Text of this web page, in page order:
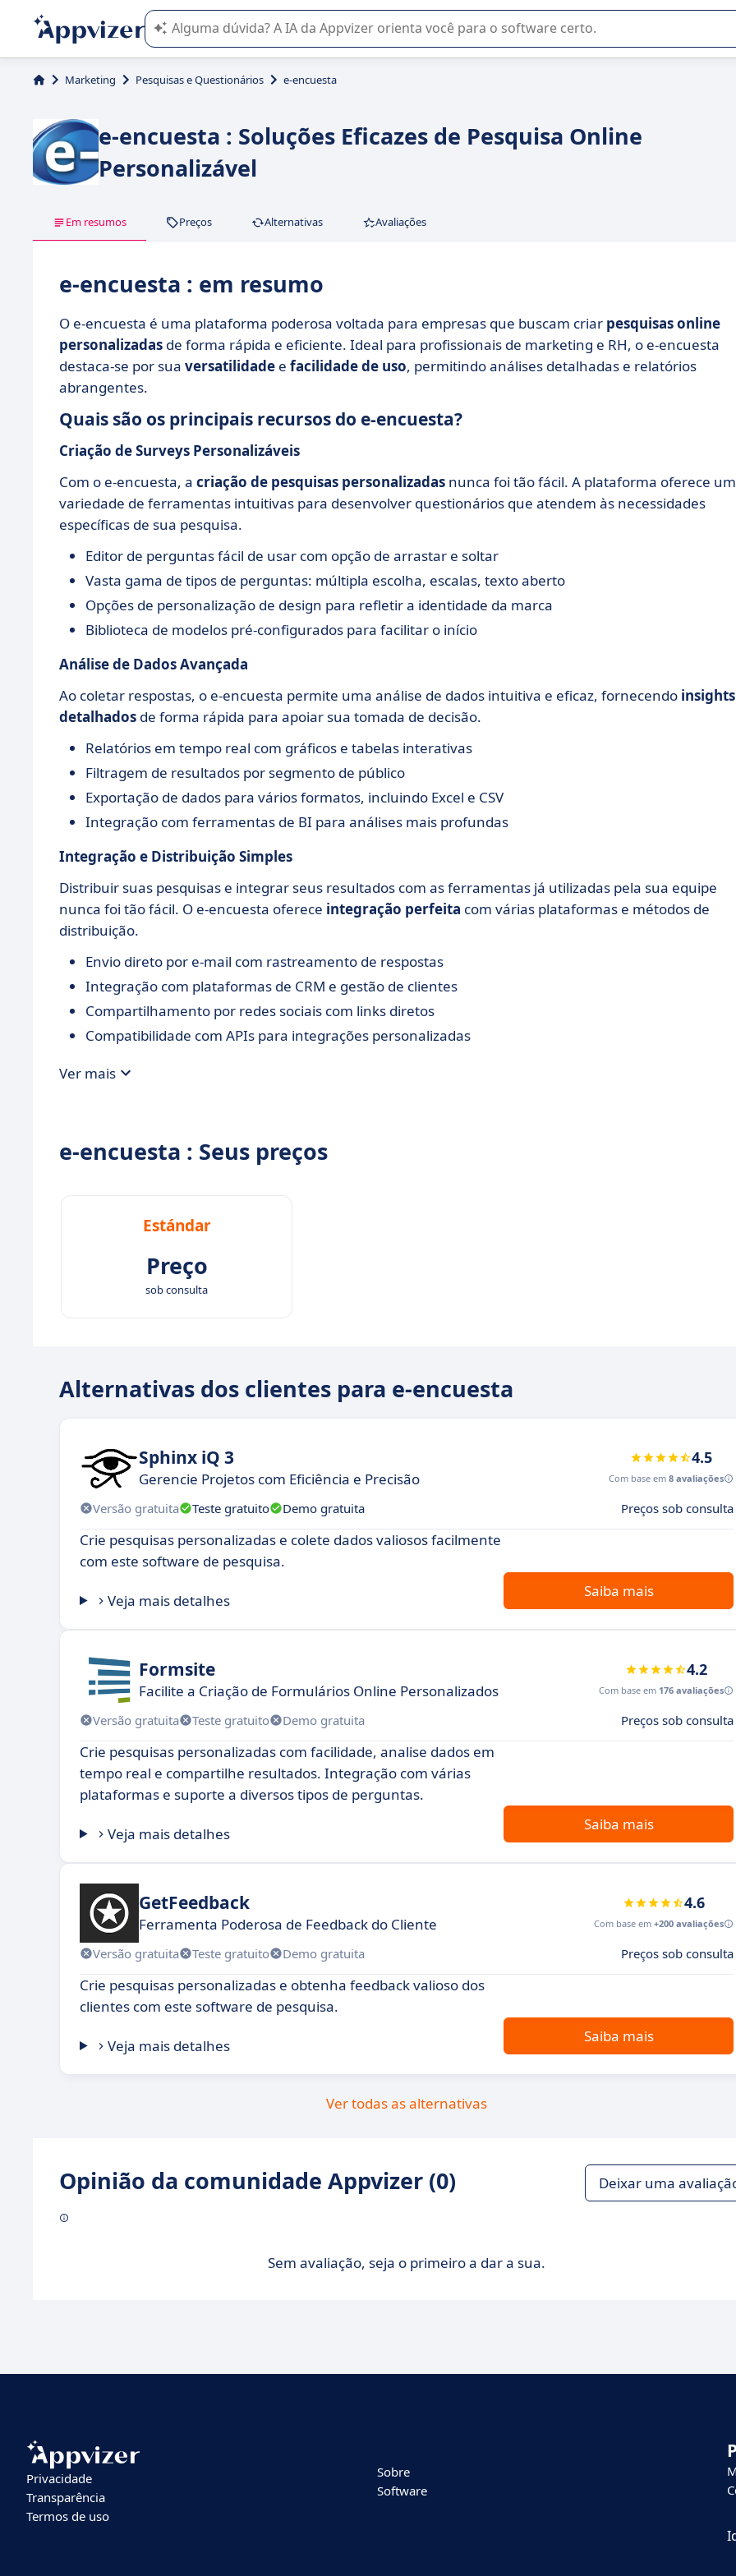
A IA do Appvizer o orienta no uso ou na seleção de software SaaS para sua empresa.
Marketing Pesquisas e Questionários e-encuesta
e-encuesta : Soluções Eficazes de Pesquisa Online
Personalizável
Em resumos Preços Alternativas Avaliações
e-encuesta : em resumo
O e-encuesta é uma plataforma poderosa voltada para empresas que buscam criar pesquisas online
personalizadas de forma rápida e eficiente. Ideal para profissionais de marketing e RH, o e-encuesta
destaca-se por sua versatilidade e facilidade de uso, permitindo análises detalhadas e relatórios
abrangentes.
Quais são os principais recursos do e-encuesta?
Criação de Surveys Personalizáveis
Com o e-encuesta, a criação de pesquisas personalizadas nunca foi tão fácil. A plataforma oferece
variedade de ferramentas intuitivas para desenvolver questionários que atendem às necessidades
específicas de sua pesquisa.
Editor de perguntas fácil de usar com opção de arrastar e soltar
Vasta gama de tipos de perguntas: múltipla escolha, escalas, texto aberto
Opções de personalização de design para refletir a identidade da marca
Biblioteca de modelos pré-configurados para facilitar o início
Análise de Dados Avançada
Ao coletar respostas, o e-encuesta permite uma análise de dados intuitiva e eficaz, fornecendo insights
detalhados de forma rápida para apoiar sua tomada de decisão.
Relatórios em tempo real com gráficos e tabelas interativas
Filtragem de resultados por segmento de público
Exportação de dados para vários formatos, incluindo Excel e CSV
Integração com ferramentas de BI para análises mais profundas
Integração e Distribuição Simples
Distribuir suas pesquisas e integrar seus resultados com as ferramentas já utilizadas pela sua equipe
nunca foi tão fácil. O e-encuesta oferece integração perfeita com várias plataformas e métodos de
distribuição.
Envio direto por e-mail com rastreamento de respostas
Integração com plataformas de CRM e gestão de clientes
Compartilhamento por redes sociais com links diretos
Compatibilidade com APIs para integrações personalizadas
Ver mais
e-encuesta : Seus preços
Estándar
Preço
sob consulta
Alternativas dos clientes para e-encuesta
Sphinx iQ 3
Gerencie Projetos com Eficiência e Precisão
4.5
Com base em 8 avaliações
Versão gratuita Teste gratuito Demo gratuita Preços sob consulta
Crie pesquisas personalizadas e colete dados valiosos facilmente
com este software de pesquisa.
Veja mais detalhes
Saiba mais
Formsite
Facilite a Criação de Formulários Online Personalizados
4.2
Com base em 176 avaliações
Versão gratuita Teste gratuito Demo gratuita Preços sob consulta
Crie pesquisas personalizadas com facilidade, analise dados em
tempo real e compartilhe resultados. Integração com várias
plataformas e suporte a diversos tipos de perguntas.
Veja mais detalhes
Saiba mais
GetFeedback
Ferramenta Poderosa de Feedback do Cliente
4.6
Com base em +200 avaliações
Versão gratuita Teste gratuito Demo gratuita Preços sob consulta
Crie pesquisas personalizadas e obtenha feedback valioso dos
clientes com este software de pesquisa.
Veja mais detalhes
Saiba mais
Ver todas as alternativas
Opinião da comunidade Appvizer (0) Deixar uma
Sem avaliação, seja o primeiro a dar a sua.
Privacidade
Transparência
Termos de uso
Sobre
Software